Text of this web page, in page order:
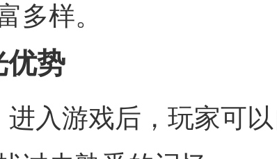
多样。
优势
进入游戏后，玩家可